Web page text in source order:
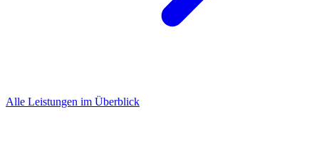
Alle Leistungen im Überblick